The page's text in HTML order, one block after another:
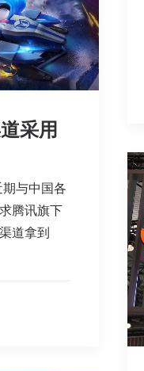
采用
与中国各
腾讯旗下
道拿到